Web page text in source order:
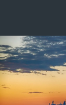
ツ
へ
ス
キ
ッ